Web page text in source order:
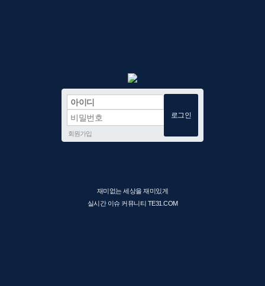
회원가입
재미없는 세상을 재미있게
실시간 이슈 커뮤니티 TE31.COM